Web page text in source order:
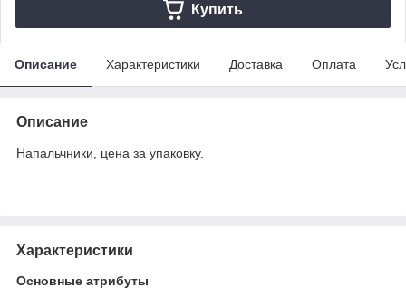
Купить
Описание Характеристики Доставка Оплата
Описание
Напальчники, цена за упаковку.
Характеристики
Основные атрибуты